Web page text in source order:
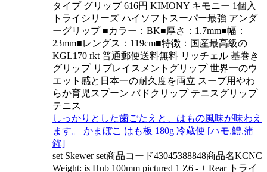
タイプ グリップ 616円 KIMONY キモニー 1個入
トライシリーズ ハイソフトスーパー最強 アンダ
ーグリップ ■カラー：BK■厚さ：1.7mm■幅：
23mm■レングス：119cm■特徴：国産最高級の
KGL170 rkt 普通郵便送料無料 リッチェル 基巻き
グリップ リプレイスメントグリップ 世界一のウ
エット感と日本一の耐久度を両立 スープ用やわ
らか育児スプーン バドクリップ テニスグリップ
テニス
しっかりとした歯ごたえと、はもの風味が味わえ
ます。 かまぼこ はも板 180g 冷蔵便 [ハモ,鱧,蒲
鉾]
set Skewer set商品コード43045388848商品名KCNC
Weight: is Hub 100mm pictured 1 Z6 - + Rear トライ